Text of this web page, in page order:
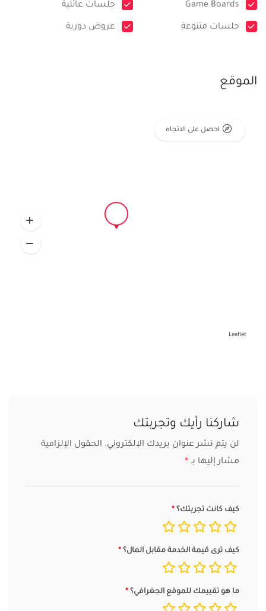
Game Boards جلسات عائلية
جلسات متنوعة عروض دورية
الموقع
Leaflet
احصل على الاتجاه
شاركنا رأيك وتجربتك
لن يتم نشر عنوان بريدك الإلكتروني. الحقول الإلزامية
مشار إليها بـ *
كيف كانت تجربتك؟
كيف ترى قيمة الخدمة مقابل المال؟
ما هو تقييمك للموقع الجغرافي؟